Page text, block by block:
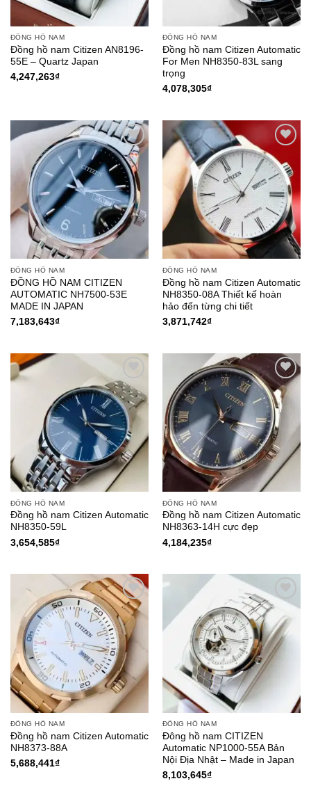
ĐỒNG HỒ NAM
Đồng hồ nam Citizen AN8196-
55E – Quartz Japan
4,247,263₫
ĐỒNG HỒ NAM
Đồng hồ nam Citizen Automatic
For Men NH8350-83L sang
trọng
4,078,305₫
Add to
Wishlist
ĐỒNG HỒ NAM
ĐỒNG HỒ NAM CITIZEN
AUTOMATIC NH7500-53E
MADE IN JAPAN
7,183,643₫
Add to
Wishlist
ĐỒNG HỒ NAM
Đồng hồ nam Citizen Automatic
NH8350-08A Thiết kế hoàn
hảo đến từng chi tiết
3,871,742₫
Add to
Wishlist
ĐỒNG HỒ NAM
Đồng hồ nam Citizen Automatic
NH8350-59L
3,654,585₫
Add to
Wishlist
ĐỒNG HỒ NAM
Đồng hồ nam Citizen Automatic
NH8363-14H cực đẹp
4,184,235₫
Add to
Wishlist
ĐỒNG HỒ NAM
Đồng hồ nam Citizen Automatic
NH8373-88A
5,688,441₫
Add to
Wishlist
ĐỒNG HỒ NAM
Đông hồ nam CITIZEN
Automatic NP1000-55A Bản
Nội Địa Nhật – Made in Japan
8,103,645₫